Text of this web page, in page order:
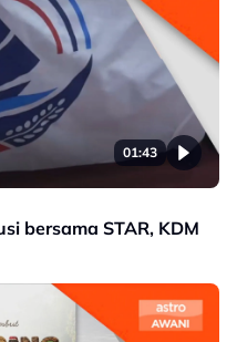
01:43
bersama STAR, KDM